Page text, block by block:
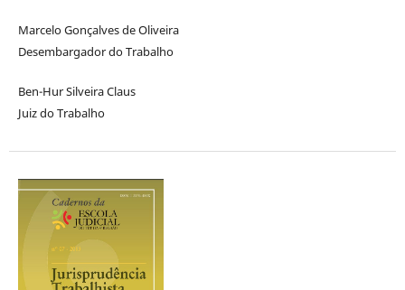
Marcelo Gonçalves de Oliveira
Desembargador do Trabalho
Ben-Hur Silveira Claus
Juiz do Trabalho